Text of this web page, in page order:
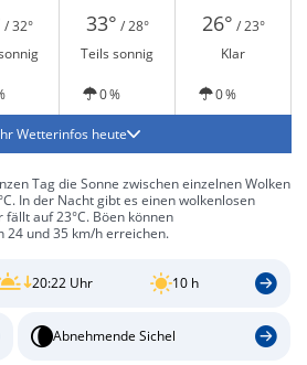
/ 32° 33° / 28° 26° / 23°
Teils sonnig Klar
0 % 0 %
Wetterinfos heute
Tag die Sonne zwischen einzelnen Wolken
In der Nacht gibt es einen wolkenlosen
auf 23°C. Böen können
24 und 35 km/h erreichen.
20:22 Uhr 10 h
Abnehmende Sichel